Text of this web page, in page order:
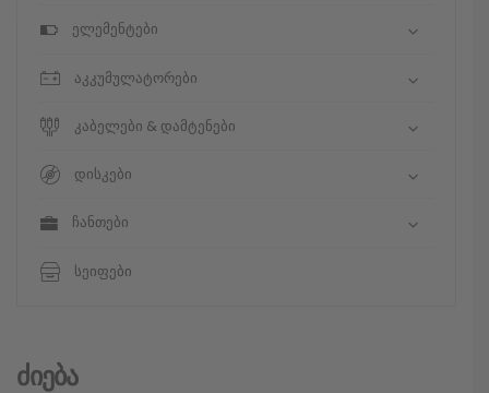
ელემენტები
აკკუმულატორები
კაბელები & დამტენები
დისკები
ჩანთები
სეიფები
Ძიება